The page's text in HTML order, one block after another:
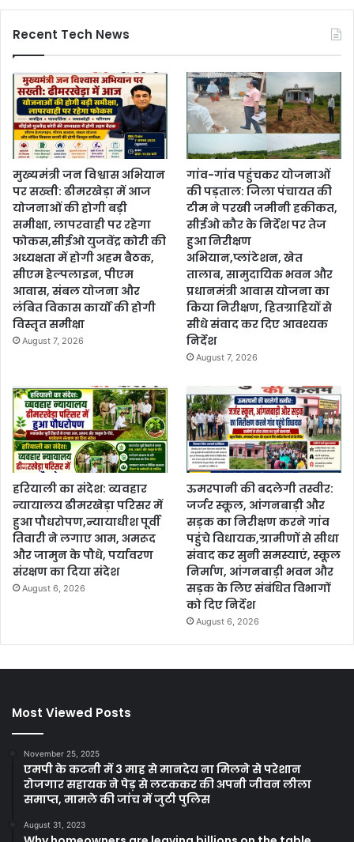
Recent Tech News
मुख्यमंत्री जन विश्वास अभियान
पर सख्ती: ढीमरखेड़ा में आज
योजनाओं की होगी बड़ी
समीक्षा, लापरवाही पर रहेगा
फोकस,सीईओ युजवेंद्र कोरी की
अध्यक्षता में होगी अहम बैठक,
सीएम हेल्पलाइन, पीएम
आवास, संबल योजना और
लंबित विकास कार्यों की होगी
विस्तृत समीक्षा
August 7, 2026
गांव-गांव पहुंचकर योजनाओं
की पड़ताल: जिला पंचायत की
टीम ने परखी जमीनी हकीकत,
सीईओ कौर के निर्देश पर तेज
हुआ निरीक्षण
अभियान,प्लांटेशन, खेत
तालाब, सामुदायिक भवन और
प्रधानमंत्री आवास योजना का
किया निरीक्षण, हितग्राहियों से
सीधे संवाद कर दिए आवश्यक
निर्देश
August 7, 2026
हरियाली का संदेश: व्यवहार
न्यायालय ढीमरखेड़ा परिसर में
हुआ पौधरोपण,न्यायाधीश पूर्वी
तिवारी ने लगाए आम, अमरूद
और जामुन के पौधे, पर्यावरण
संरक्षण का दिया संदेश
August 6, 2026
ऊमरपानी की बदलेगी तस्वीर:
जर्जर स्कूल, आंगनबाड़ी और
सड़क का निरीक्षण करने गांव
पहुंचे विधायक,ग्रामीणों से सीधा
संवाद कर सुनी समस्याएं, स्कूल
निर्माण, आंगनबाड़ी भवन और
सड़क के लिए संबंधित विभागों
को दिए निर्देश
August 6, 2026
Most Viewed Posts
November 25, 2025
एमपी के कटनी में 3 माह से मानदेय ना मिलने से परेशान
रोजगार सहायक ने पेड़ से लटककर की अपनी जीवन लीला
समाप्त, मामले की जांच में जुटी पुलिस
August 31, 2023